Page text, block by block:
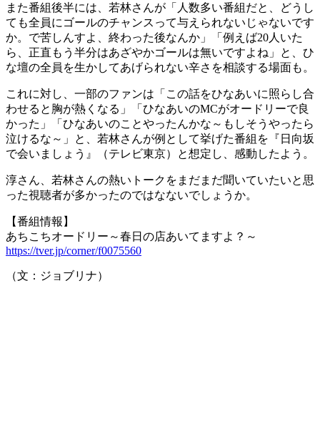
また番組後半には、若林さんが「人数多い番組だと、どうし
ても全員にゴールのチャンスって与えられないじゃないです
か。で苦しんすよ、終わった後なんか」「例えば20人いた
ら、正直もう半分はあざやかゴールは無いですよね」と、ひ
な壇の全員を生かしてあげられない辛さを相談する場面も。
これに対し、一部のファンは「この話をひなあいに照らし合
わせると胸が熱くなる」「ひなあいのMCがオードリーで良
かった」「ひなあいのことやったんかな～もしそうやったら
泣けるな～」と、若林さんが例として挙げた番組を『日向坂
で会いましょう』（テレビ東京）と想定し、感動したよう。
淳さん、若林さんの熱いトークをまだまだ聞いていたいと思
った視聴者が多かったのではなないでしょうか。
【番組情報】
あちこちオードリー～春日の店あいてますよ？～
https://tver.jp/corner/f0075560
（文：ジョブリナ）